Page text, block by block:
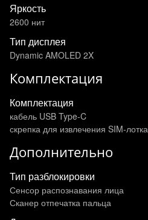
Яркость
2600 нит
Тип дисплея
Dynamic AMOLED 2X
Комплектация
Комплектация
кабель USB Type-C
скрепка для извлечения SIM-лотка
Дополнительно
Тип разблокировки
Сенсор распознавания лица
Сканер отпечатка пальца